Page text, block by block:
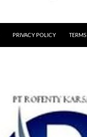
PRIVACY POLICY TERMS